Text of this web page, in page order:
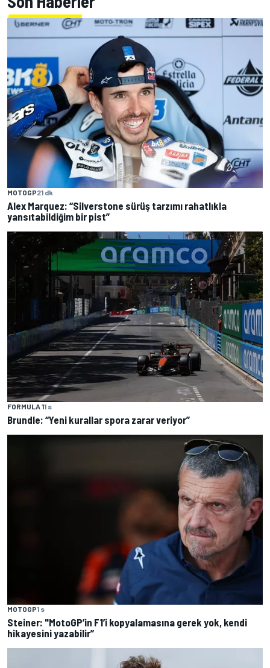
MOTOGP21 dk
Alex Marquez: “Silverstone sürüş tarzımı rahatlıkla
yansıtabildiğim bir pist”
FORMULA 11 s
Brundle: “Yeni kurallar spora zarar veriyor”
MOTOGP1 s
Steiner: "MotoGP’in F1’i kopyalamasına gerek yok, kendi
hikayesini yazabilir”